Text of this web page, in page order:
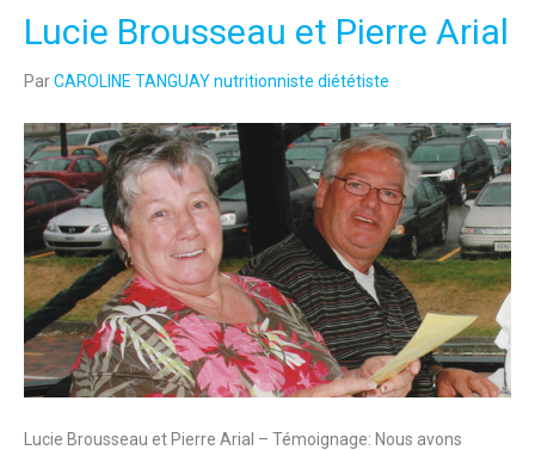
Lucie Brousseau et Pierre Arial
ParCAROLINE TANGUAY nutritionniste diététiste
Lucie Brousseau et Pierre Arial – Témoignage: Nous avons